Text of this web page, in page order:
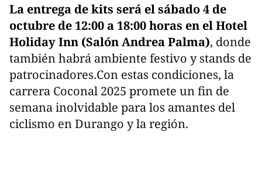
La entrega de kits será el sábado 4 de
octubre de 12:00 a 18:00 horas en el Hotel
Holiday Inn (Salón Andrea Palma), donde
también habrá ambiente festivo y stands de
patrocinadores.Con estas condiciones, la
carrera Coconal 2025 promete un fin de
semana inolvidable para los amantes del
ciclismo en Durango y la región.